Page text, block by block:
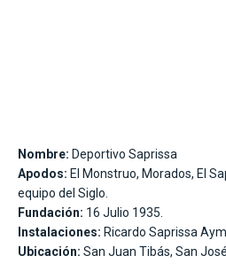
Nombre: Deportivo Saprissa
Apodos: El Monstruo, Morados, El
equipo del Siglo.
Fundación: 16 Julio 1935.
Instalaciones: Ricardo Saprissa
Ubicación: San Juan Tibás, San José.